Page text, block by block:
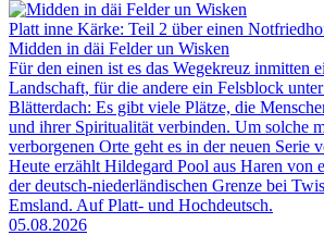
Platt inne Kärke: Teil 2 über einen
Midden in däi Felder un Wisken
Für den einen ist es das Wegekreuz inmitten
Landschaft, für die andere ein Felsblock
Blätterdach: Es gibt viele Plätze, die
und ihrer Spiritualität verbinden. Um solche
verborgenen Orte geht es in der neuen Serie
Heute erzählt Hildegard Pool aus Haren von
der deutsch-niederländischen Grenze bei
Emsland. Auf Platt- und Hochdeutsch.
05.08.2026